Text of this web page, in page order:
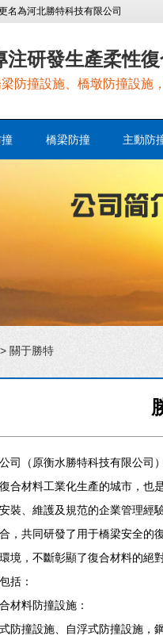
名為河北勝特科技有限公司
注研發生產柔性
防撞設施、橋墩防撞設施
橋梁防撞 主動防
> 關于勝特
司（原衡水勝特科技有限公司
合材料工業化生產的城市，
裝、維護及規范的企業管理經
，共同研發了用于橋梁安全的
境，不斷彰顯了復合材料的絕對
括：
材料防撞設施：
防撞設施、自浮式防撞設施，